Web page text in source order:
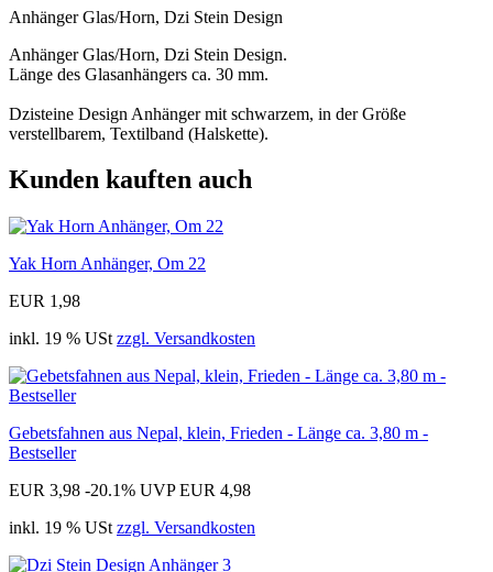
Anhänger Glas/Horn, Dzi Stein Design
Anhänger Glas/Horn, Dzi Stein Design.
Länge des Glasanhängers ca. 30 mm.
Dzisteine Design Anhänger mit schwarzem, in der Größe
verstellbarem, Textilband (Halskette).
Kunden kauften auch
Yak Horn Anhänger, Om 22
EUR 1,98
inkl. 19 % USt zzgl. Versandkosten
Gebetsfahnen aus Nepal, klein, Frieden - Länge ca. 3,80 m -
Bestseller
EUR 3,98 -20.1% UVP EUR 4,98
inkl. 19 % USt zzgl. Versandkosten